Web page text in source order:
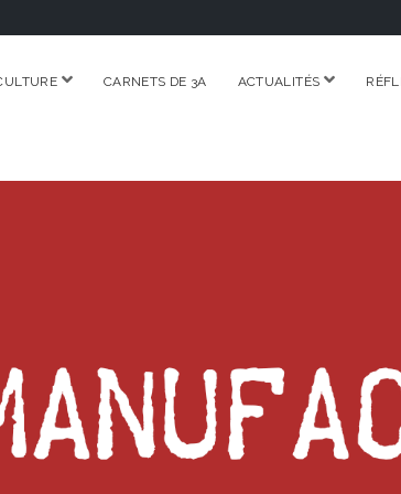
ouvrirCARNETS DE 3A ACTUALITÉS ouvrir